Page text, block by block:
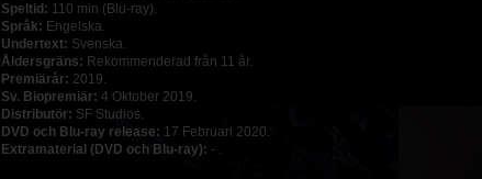
Speltid: 110 min (Blu-ray).
Språk: Engelska.
Undertext: Svenska.
Åldersgräns: Rekommenderad från 11 år.
Premiärår: 2019.
Sv. Biopremiär: 4 Oktober 2019.
Distributör: SF Studios.
DVD och Blu-ray release: 17 Februari 2020.
Extramaterial (DVD och Blu-ray): - .